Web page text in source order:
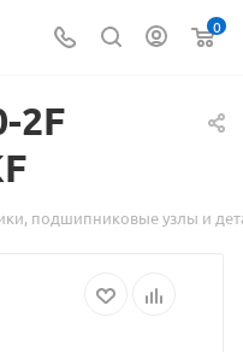
0
2F
товаре
NA
подшипниковые узлы и